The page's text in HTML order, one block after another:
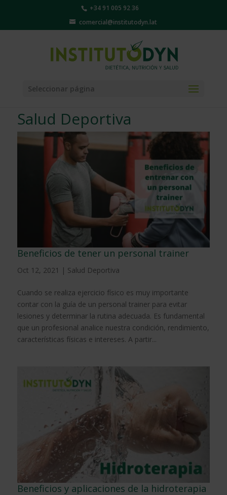
+34 91 005 92 36
comercial@institutodyn.lat
Seleccionar página
Salud Deportiva
Beneficios de tener un personal trainer
Oct 12, 2021 | Salud Deportiva
Cuando se realiza ejercicio físico es muy importante
contar con la guía de un personal trainer para evitar
lesiones y determinar la rutina adecuada. Es fundamental
que un profesional analice nuestra condición, rendimiento,
características físicas e intereses. A partir...
Beneficios y aplicaciones de la hidroterapia